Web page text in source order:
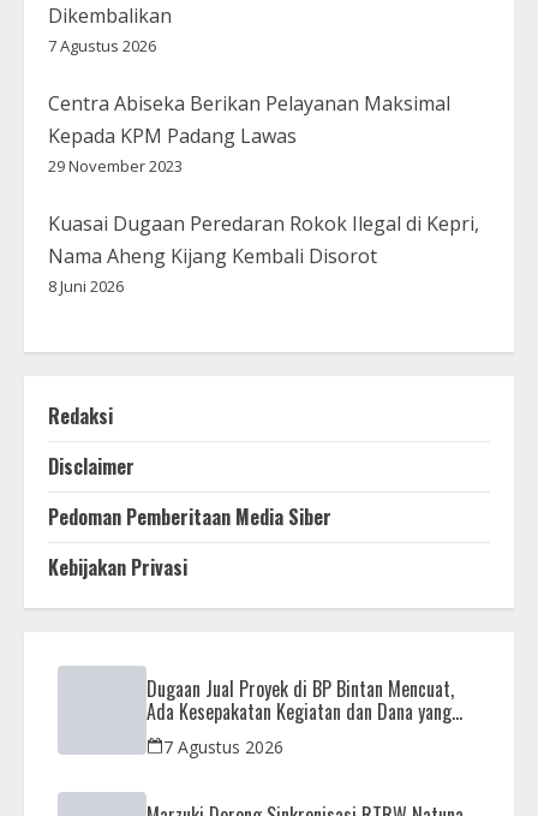
Dikembalikan
7 Agustus 2026
Centra Abiseka Berikan Pelayanan Maksimal
Kepada KPM Padang Lawas
29 November 2023
Kuasai Dugaan Peredaran Rokok Ilegal di Kepri,
Nama Aheng Kijang Kembali Disorot
8 Juni 2026
Redaksi
Disclaimer
Pedoman Pemberitaan Media Siber
Kebijakan Privasi
Dugaan Jual Proyek di BP Bintan Mencuat,
Ada Kesepakatan Kegiatan dan Dana yang
Dikembalikan
7 Agustus 2026